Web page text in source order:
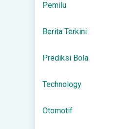
Pemilu
Berita Terkini
Prediksi Bola
Technology
Otomotif